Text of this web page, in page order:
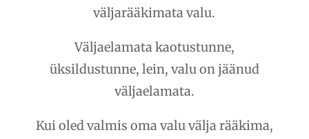
väljarääkimata valu.
Väljaelamata kaotustunne,
üksildustunne, lein, valu on jäänud
väljaelamata.
Kui oled valmis oma valu välja rääkima,